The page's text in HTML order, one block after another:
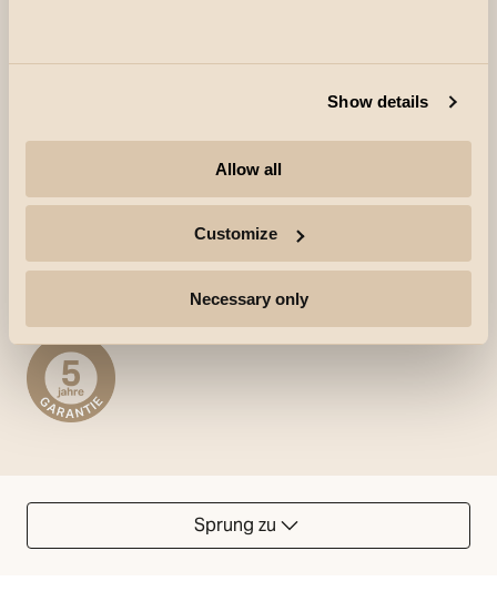
Show details
Allow all
Customize
Necessary only
entsprechend der eingestellten Dauer. Eine gute
Möglichkeit, Strom zu sparen und die
kann auch das Licht von anderen Leuchten
(Folgegeräten) steuern. Eine Abschirmplatte ist
als Zubehör erhältlich und kann bei Bedarf
festgeklickt werden, um das Licht in eine oder
Sprung zu